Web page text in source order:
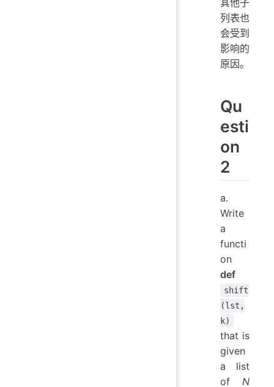
列表也
会受到
影响的
原因。
Qu
esti
on
2
a.
Write
a
functi
on
def
shift
(lst,
k)
that is
given
a list
of N